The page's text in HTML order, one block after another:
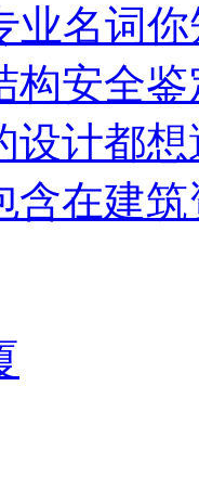
业名词
构安全
设计都想
含在建筑